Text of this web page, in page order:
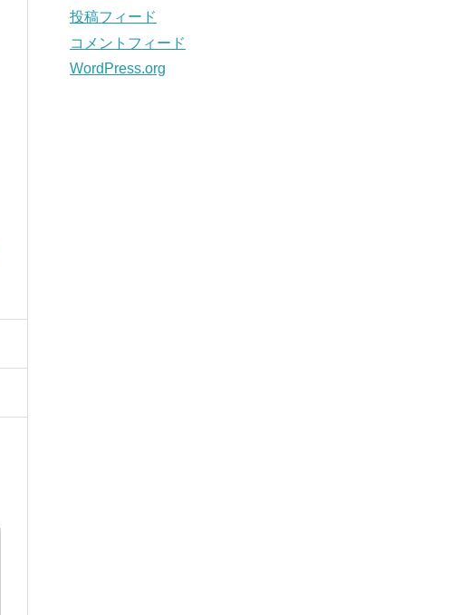
投稿フィード
コメントフィード
WordPress.org